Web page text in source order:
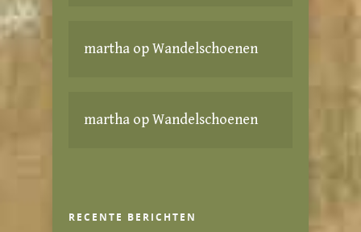
martha opWandelschoenen
martha opWandelschoenen
RECENTE BERICHTEN